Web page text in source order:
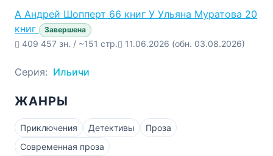
А Андрей Шопперт 66 книг У Ульяна Муратова 20
книг
Завершена
409 457 зн. / ~151 стр. 11.06.2026 (обн. 03.08.2026)
Серия: Ильичи
ЖАНРЫ
Приключения Детективы
Проза
Современная проза